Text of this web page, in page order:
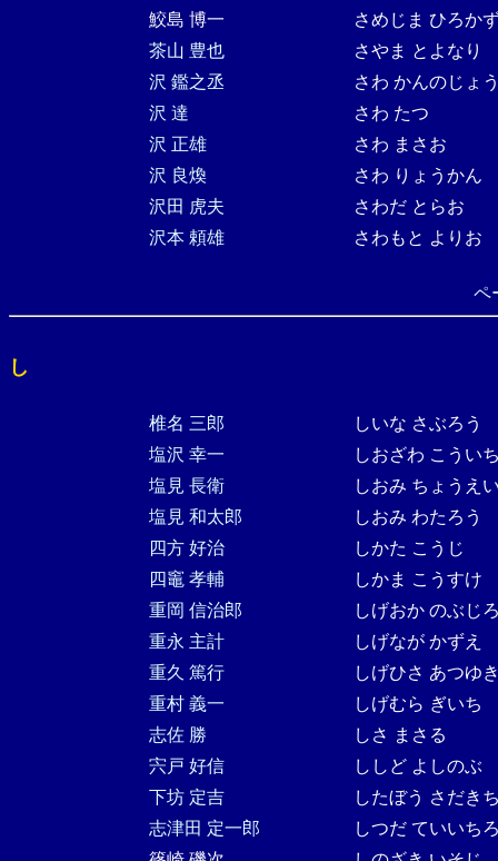
鮫島 博一
さめじま ひろか
茶山 豊也
さやま とよなり
沢 鑑之丞
さわ かんのじょ
沢 達
さわ たつ
沢 正雄
さわ まさお
沢 良煥
さわ りょうかん
沢田 虎夫
さわだ とらお
沢本 頼雄
さわもと よりお
ペ
し
椎名 三郎
しいな さぶろう
塩沢 幸一
しおざわ こうい
塩見 長衛
しおみ ちょうえ
塩見 和太郎
しおみ わたろう
四方 好治
しかた こうじ
四竈 孝輔
しかま こうすけ
重岡 信治郎
しげおか のぶじ
重永 主計
しげなが かずえ
重久 篤行
しげひさ あつゆ
重村 義一
しげむら ぎいち
志佐 勝
しさ まさる
宍戸 好信
ししど よしのぶ
下坊 定吉
したぼう さだき
志津田 定一郎
しつだ ていいち